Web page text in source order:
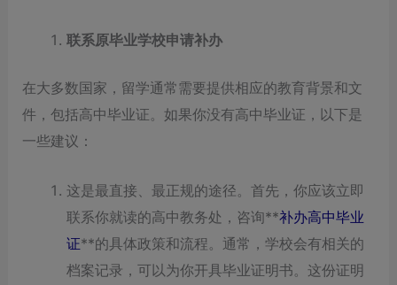
联系原毕业学校申请补办
在大多数国家，留学通常需要提供相应的教育背景和文
件，包括高中毕业证。如果你没有高中毕业证，以下是
一些建议：
这是最直接、最正规的途径。首先，你应该立即
联系你就读的高中教务处，咨询**补办高中毕业
证**的具体政策和流程。通常，学校会有相关的
档案记录，可以为你开具毕业证明书。这份证明